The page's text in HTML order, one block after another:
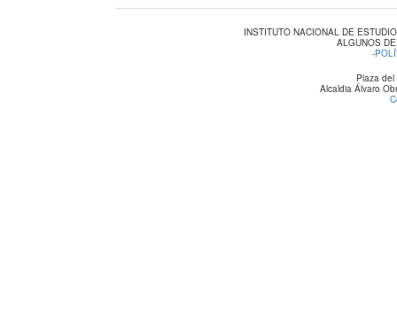
INSTITUTO NACIONAL DE
ALGUNOS
-
Plaza
Alcaldia Álvaro